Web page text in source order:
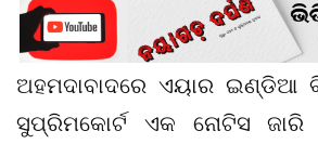
ଅହମଦାବାଦରେ ଏୟାର ଇଣ୍ଡିଆ
ସୁପ୍ରିମକୋର୍ଟ ଏକ ନୋଟିସ ଜାରି